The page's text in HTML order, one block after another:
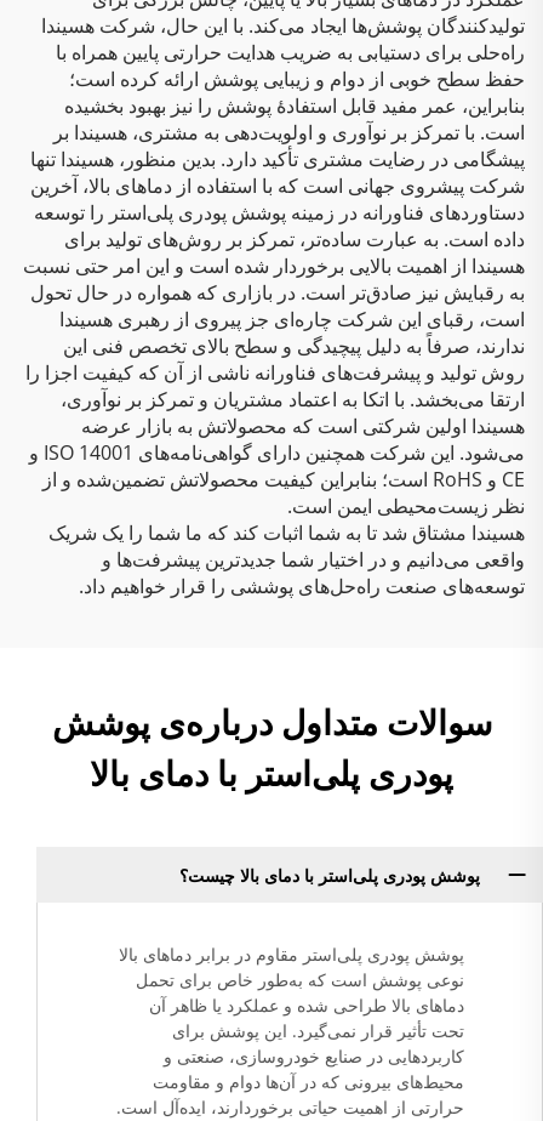
تولیدکنندگان پوشش‌ها ایجاد می‌کند. با این حال، شرکت هسیندا
راه‌حلی برای دستیابی به ضریب هدایت حرارتی پایین همراه با
حفظ سطح خوبی از دوام و زیبایی پوشش ارائه کرده است؛
بنابراین، عمر مفید قابل استفادهٔ پوشش را نیز بهبود بخشیده
است. با تمرکز بر نوآوری و اولویت‌دهی به مشتری، هسیندا بر
پیشگامی در رضایت مشتری تأکید دارد. بدین منظور، هسیندا تنها
شرکت پیشروی جهانی است که با استفاده از دماهای بالا، آخرین
دستاوردهای فناورانه در زمینه پوشش پودری پلی‌استر را توسعه
داده است. به عبارت ساده‌تر، تمرکز بر روش‌های تولید برای
هسیندا از اهمیت بالایی برخوردار شده است و این امر حتی نسبت
به رقبایش نیز صادق‌تر است. در بازاری که همواره در حال تحول
است، رقبای این شرکت چاره‌ای جز پیروی از رهبری هسیندا
ندارند، صرفاً به دلیل پیچیدگی و سطح بالای تخصص فنی این
روش تولید و پیشرفت‌های فناورانه ناشی از آن که کیفیت اجزا را
ارتقا می‌بخشد. با اتکا به اعتماد مشتریان و تمرکز بر نوآوری،
هسیندا اولین شرکتی است که محصولاتش به بازار عرضه
می‌شود. این شرکت همچنین دارای گواهی‌نامه‌های ISO 14001 و
CE و RoHS است؛ بنابراین کیفیت محصولاتش تضمین‌شده و از
نظر زیست‌محیطی ایمن است.
هسیندا مشتاق شد تا به شما اثبات کند که ما شما را یک شریک
واقعی می‌دانیم و در اختیار شما جدیدترین پیشرفت‌ها و
توسعه‌های صنعت راه‌حل‌های پوششی را قرار خواهیم داد.
سوالات متداول درباره‌ی پوشش
پودری پلی‌استر با دمای بالا
پوشش پودری پلی‌استر با دمای بالا چیست؟
پوشش پودری پلی‌استر مقاوم در برابر دماهای بالا
نوعی پوشش است که به‌طور خاص برای تحمل
دماهای بالا طراحی شده و عملکرد یا ظاهر آن
تحت تأثیر قرار نمی‌گیرد. این پوشش برای
کاربردهایی در صنایع خودروسازی، صنعتی و
محیط‌های بیرونی که در آن‌ها دوام و مقاومت
حرارتی از اهمیت حیاتی برخوردارند، ایده‌آل است.